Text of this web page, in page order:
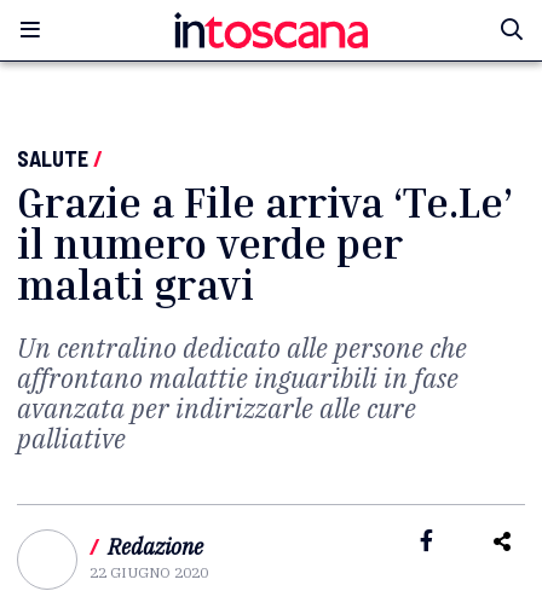
SALUTE/
Grazie a File arriva ‘Te.Le’
il numero verde per
malati gravi
Un centralino dedicato alle persone che
affrontano malattie inguaribili in fase
avanzata per indirizzarle alle cure
palliative
/ Redazione
22 GIUGNO 2020